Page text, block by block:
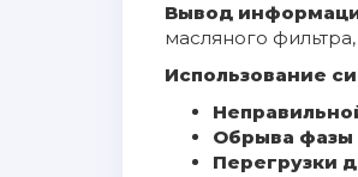
Вывод
масляного
Использование
Обрыва фазы
Перегрузки